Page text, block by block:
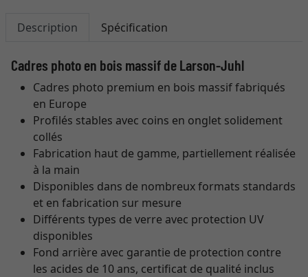
Description Spécification
Cadres photo en bois massif de Larson-Juhl
Cadres photo premium en bois massif fabriqués
en Europe
Profilés stables avec coins en onglet solidement
collés
Fabrication haut de gamme, partiellement réalisée
à la main
Disponibles dans de nombreux formats standards
et en fabrication sur mesure
Différents types de verre avec protection UV
disponibles
Fond arrière avec garantie de protection contre
les acides de 10 ans, certificat de qualité inclus